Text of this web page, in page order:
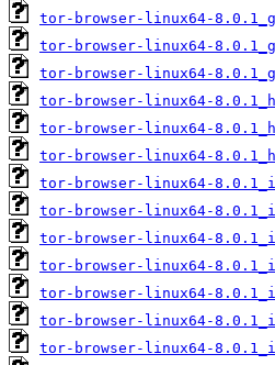
tor-browser-linux64-
tor-browser-linux64-
tor-browser-linux64-
tor-browser-linux64-
tor-browser-linux64-
tor-browser-linux64-
tor-browser-linux64-
tor-browser-linux64-
tor-browser-linux64-
tor-browser-linux64-
tor-browser-linux64-
tor-browser-linux64-
tor-browser-linux64-